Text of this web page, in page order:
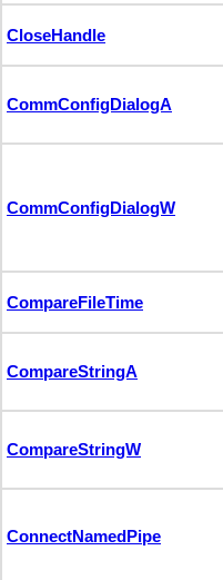
CloseHandle
CommConfigDialogA
CommConfigDialogW
CompareFileTime
CompareStringA
CompareStringW
ConnectNamedPipe